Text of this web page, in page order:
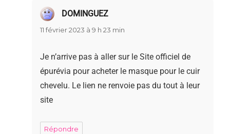
DOMINGUEZ
11 février 2023 à 9 h 23 min
Je n’arrive pas à aller sur le Site officiel de
épurévia pour acheter le masque pour le cuir
chevelu. Le lien ne renvoie pas du tout à leur
site
Répondre